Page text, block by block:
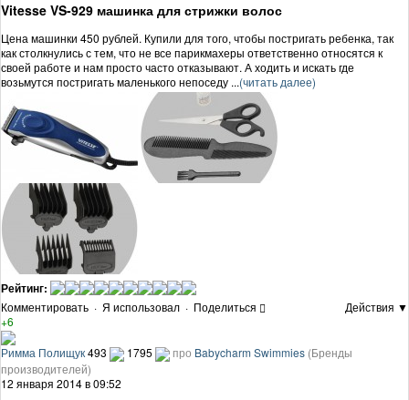
Vitesse VS-929 машинка для стрижки волос
Цена машинки 450 рублей. Купили для того, чтобы постригать ребенка, так
как столкнулись с тем, что не все парикмахеры ответственно относятся к
своей работе и нам просто часто отказывают. А ходить и искать где
возьмутся постригать маленького непоседу ...(читать далее)
Рейтинг:
Комментировать · Я использовал · Поделиться
Действия ▼
+6
Римма Полищук493 1795 про Babycharm Swimmies (Бренды
производителей)
12 января 2014 в 09:52